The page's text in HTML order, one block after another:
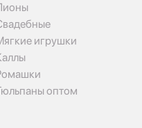
игрушки
оптом